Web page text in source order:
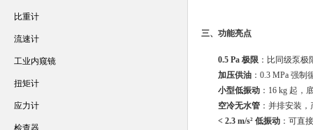
三、功能亮点
0.5 Pa 极限：比同级泵极
加压供油：0.3 MPa 强制
小型低振动：16 kg 起，
空冷无水管：并排安装，
< 2.3 m/s² 低振动：可直
比重计
流速计
工业内窥镜
扭矩计
应力计
检查器